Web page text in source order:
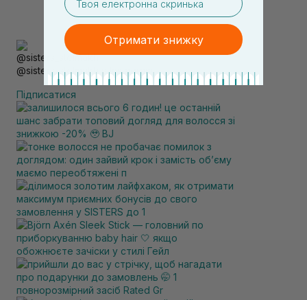
@sisters_stelmakh в Instagram
Підписатися
Отримати знижку